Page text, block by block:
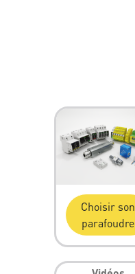
Choisir son
parafoudre